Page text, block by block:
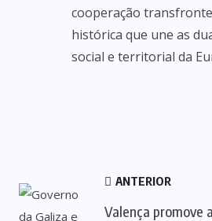
cooperação
histórica que une as
social e territorial da
ANTERIOR
Valença promove